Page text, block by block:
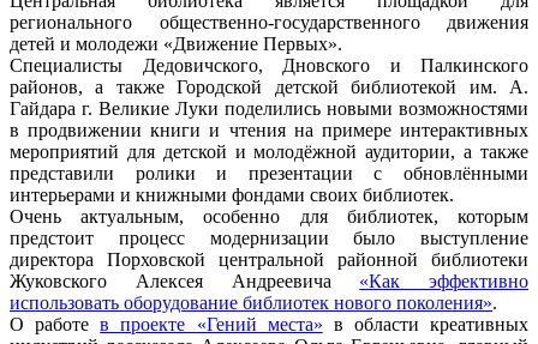
регионального общественно-государственного движения
детей и молодежи «Движение Первых».
Специалисты Дедовичского, Дновского и Палкинского
районов, а также Городской детской библиотекой им. А.
Гайдара г. Великие Луки поделились новыми возможностями
в продвижении книги и чтения на примере интерактивных
мероприятий для детской и молодёжной аудитории, а также
представили ролики и презентации с обновлёнными
интерьерами и книжными фондами своих библиотек.
Очень актуальным, особенно для библиотек, которым
предстоит процесс модернизации было выступление
директора Порховской центральной районной библиотеки
Жуковского Алексея Андреевича «Как эффективно
использовать оборудование библиотек нового поколения».
О работев проекте «Гений места» в области креативных